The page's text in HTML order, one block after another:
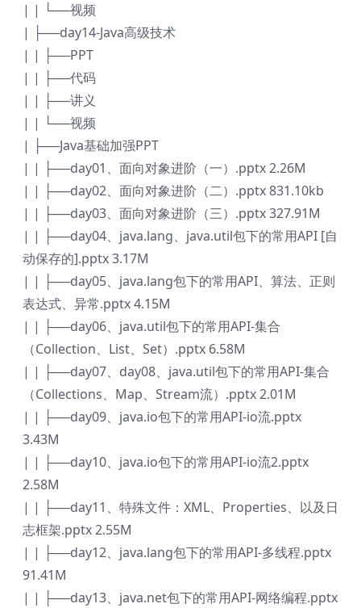
| | └──视频
| ├──day14-Java高级技术
| | ├──PPT
| | ├──代码
| | ├──讲义
| | └──视频
| ├──Java基础加强PPT
| | ├──day01、面向对象进阶（一）.pptx 2.26M
| | ├──day02、面向对象进阶（二）.pptx 831.10kb
| | ├──day03、面向对象进阶（三）.pptx 327.91M
| | ├──day04、java.lang、java.util包下的常用API [自
动保存的].pptx 3.17M
| | ├──day05、java.lang包下的常用API、算法、正则
表达式、异常.pptx 4.15M
| | ├──day06、java.util包下的常用API-集合
（Collection、List、Set）.pptx 6.58M
| | ├──day07、day08、java.util包下的常用API-集合
（Collections、Map、Stream流）.pptx 2.01M
| | ├──day09、java.io包下的常用API-io流.pptx
3.43M
| | ├──day10、java.io包下的常用API-io流2.pptx
2.58M
| | ├──day11、特殊文件：XML、Properties、以及日
志框架.pptx 2.55M
| | ├──day12、java.lang包下的常用API-多线程.pptx
91.41M
| | ├──day13、java.net包下的常用API-网络编程.pptx